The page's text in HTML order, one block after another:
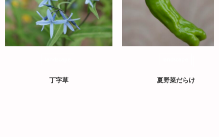
丁字草 夏野菜だらけ